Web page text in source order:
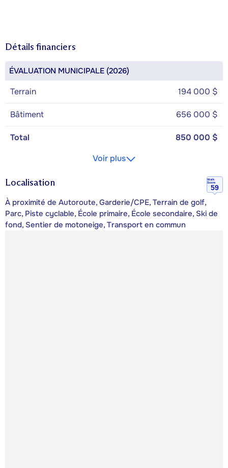
Détails financiers
ÉVALUATION MUNICIPALE (2026)
Terrain 194 000 $
Bâtiment 656 000 $
Total
850 000 $
Voir plus
Localisation
Walk
Score
59
À proximité de Autoroute, Garderie/CPE, Terrain de golf,
Parc, Piste cyclable, École primaire, École secondaire, Ski de
fond, Sentier de motoneige, Transport en commun